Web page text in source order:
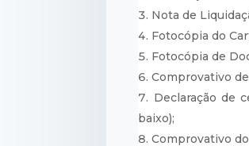
Nota de
Fotocópia do
Fotocópia de
Comprovativo
Declaração de
baixo);
Comprovativo